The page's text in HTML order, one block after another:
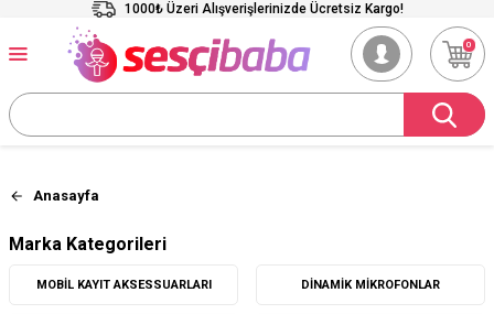
1000₺ Üzeri Alışverişlerinizde Ücretsiz Kargo!
0
Anasayfa
Marka Kategorileri
MOBIL KAYIT AKSESSUARLARI DINAMIK MIKROFONLAR